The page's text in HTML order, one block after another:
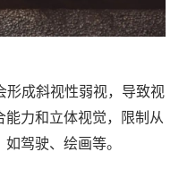
形成斜视性弱视，导致视
力和立体视觉，限制从
驾驶、绘画等。